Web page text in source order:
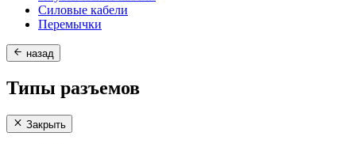
Силовые кабели
Перемычки
назад
Типы разъемов
Закрыть